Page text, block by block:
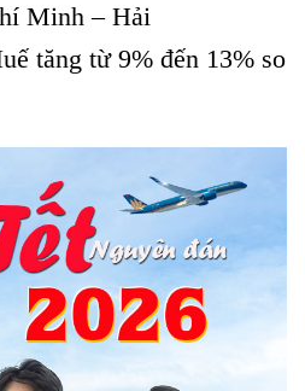
Minh – Hải
tăng từ 9% đến 13% so